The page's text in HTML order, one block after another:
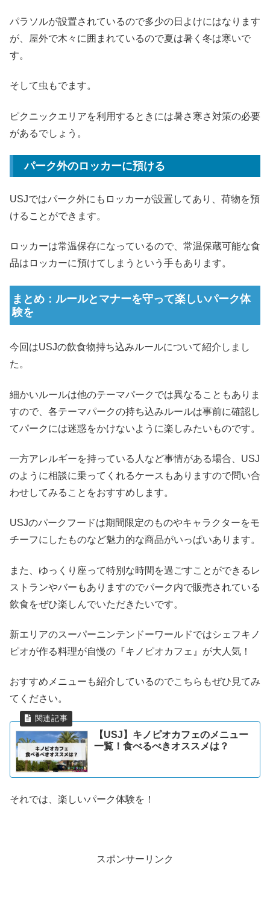
パラソルが設置されているので多少の日よけにはなります
が、屋外で木々に囲まれているので夏は暑く冬は寒いで
す。
そして虫もでます。
ピクニックエリアを利用するときには暑さ寒さ対策の必要
があるでしょう。
パーク外のロッカーに預ける
USJではパーク外にもロッカーが設置してあり、荷物を預
けることができます。
ロッカーは常温保存になっているので、常温保蔵可能な食
品はロッカーに預けてしまうという手もあります。
まとめ：ルールとマナーを守って楽しいパーク体
験を
今回はUSJの飲食物持ち込みルールについて紹介しまし
た。
細かいルールは他のテーマパークでは異なることもありま
すので、各テーマパークの持ち込みルールは事前に確認し
てパークには迷惑をかけないように楽しみたいものです。
一方アレルギーを持っている人など事情がある場合、USJ
のように相談に乗ってくれるケースもありますので問い合
わせしてみることをおすすめします。
USJのパークフードは期間限定のものやキャラクターをモ
チーフにしたものなど魅力的な商品がいっぱいあります。
また、ゆっくり座って特別な時間を過ごすことができるレ
ストランやバーもありますのでパーク内で販売されている
飲食をぜひ楽しんでいただきたいです。
新エリアのスーパーニンテンドーワールドではシェフキノ
ピオが作る料理が自慢の『キノピオカフェ』が大人気！
おすすめメニューも紹介しているのでこちらもぜひ見てみ
てください。
【USJ】キノピオカフェのメニュー
一覧！食べるべきオススメは？
それでは、楽しいパーク体験を！
スポンサーリンク